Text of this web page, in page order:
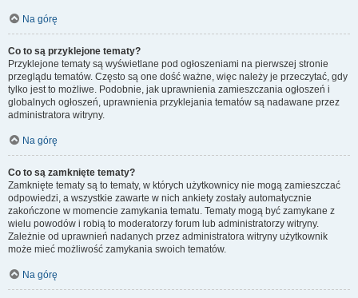
Na górę
Co to są przyklejone tematy?
Przyklejone tematy są wyświetlane pod ogłoszeniami na pierwszej stronie
przeglądu tematów. Często są one dość ważne, więc należy je przeczytać, gdy
tylko jest to możliwe. Podobnie, jak uprawnienia zamieszczania ogłoszeń i
globalnych ogłoszeń, uprawnienia przyklejania tematów są nadawane przez
administratora witryny.
Na górę
Co to są zamknięte tematy?
Zamknięte tematy są to tematy, w których użytkownicy nie mogą zamieszczać
odpowiedzi, a wszystkie zawarte w nich ankiety zostały automatycznie
zakończone w momencie zamykania tematu. Tematy mogą być zamykane z
wielu powodów i robią to moderatorzy forum lub administratorzy witryny.
Zależnie od uprawnień nadanych przez administratora witryny użytkownik
może mieć możliwość zamykania swoich tematów.
Na górę